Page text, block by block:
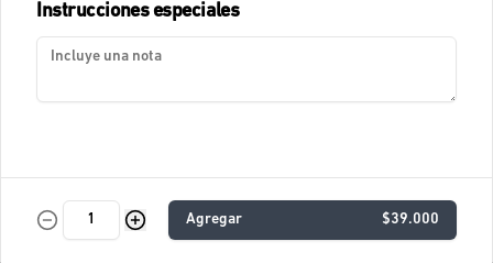
Agua de tamarindo.
Fresca con Lychees, fresas y toques
cítricos.
Instrucciones especiales
Agregar $39.000